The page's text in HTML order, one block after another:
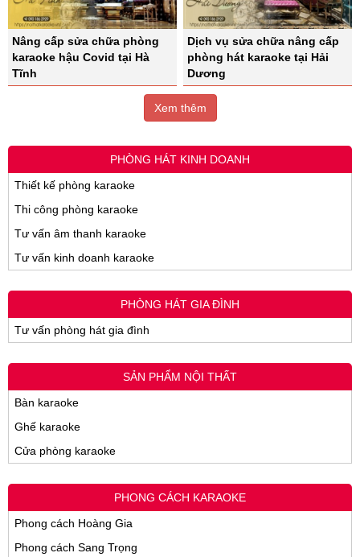
Nâng cấp sửa chữa phòng
karaoke hậu Covid tại Hà
Tĩnh
Dịch vụ sửa chữa nâng cấp
phòng hát karaoke tại Hải
Dương
Xem thêm
PHÒNG HÁT KINH DOANH
Thiết kế phòng karaoke
Thi công phòng karaoke
Tư vấn âm thanh karaoke
Tư vấn kinh doanh karaoke
PHÒNG HÁT GIA ĐÌNH
Tư vấn phòng hát gia đình
SẢN PHẨM NỘI THẤT
Bàn karaoke
Ghế karaoke
Cửa phòng karaoke
PHONG CÁCH KARAOKE
Phong cách Hoàng Gia
Phong cách Sang Trọng